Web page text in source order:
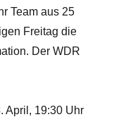
Team aus 25
Freitag die
Der WDR
April, 19:30 Uhr